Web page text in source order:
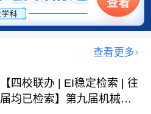
查看更多
【四校联办 | EI稳定检索 | 往
届均已检索】第九届机械工